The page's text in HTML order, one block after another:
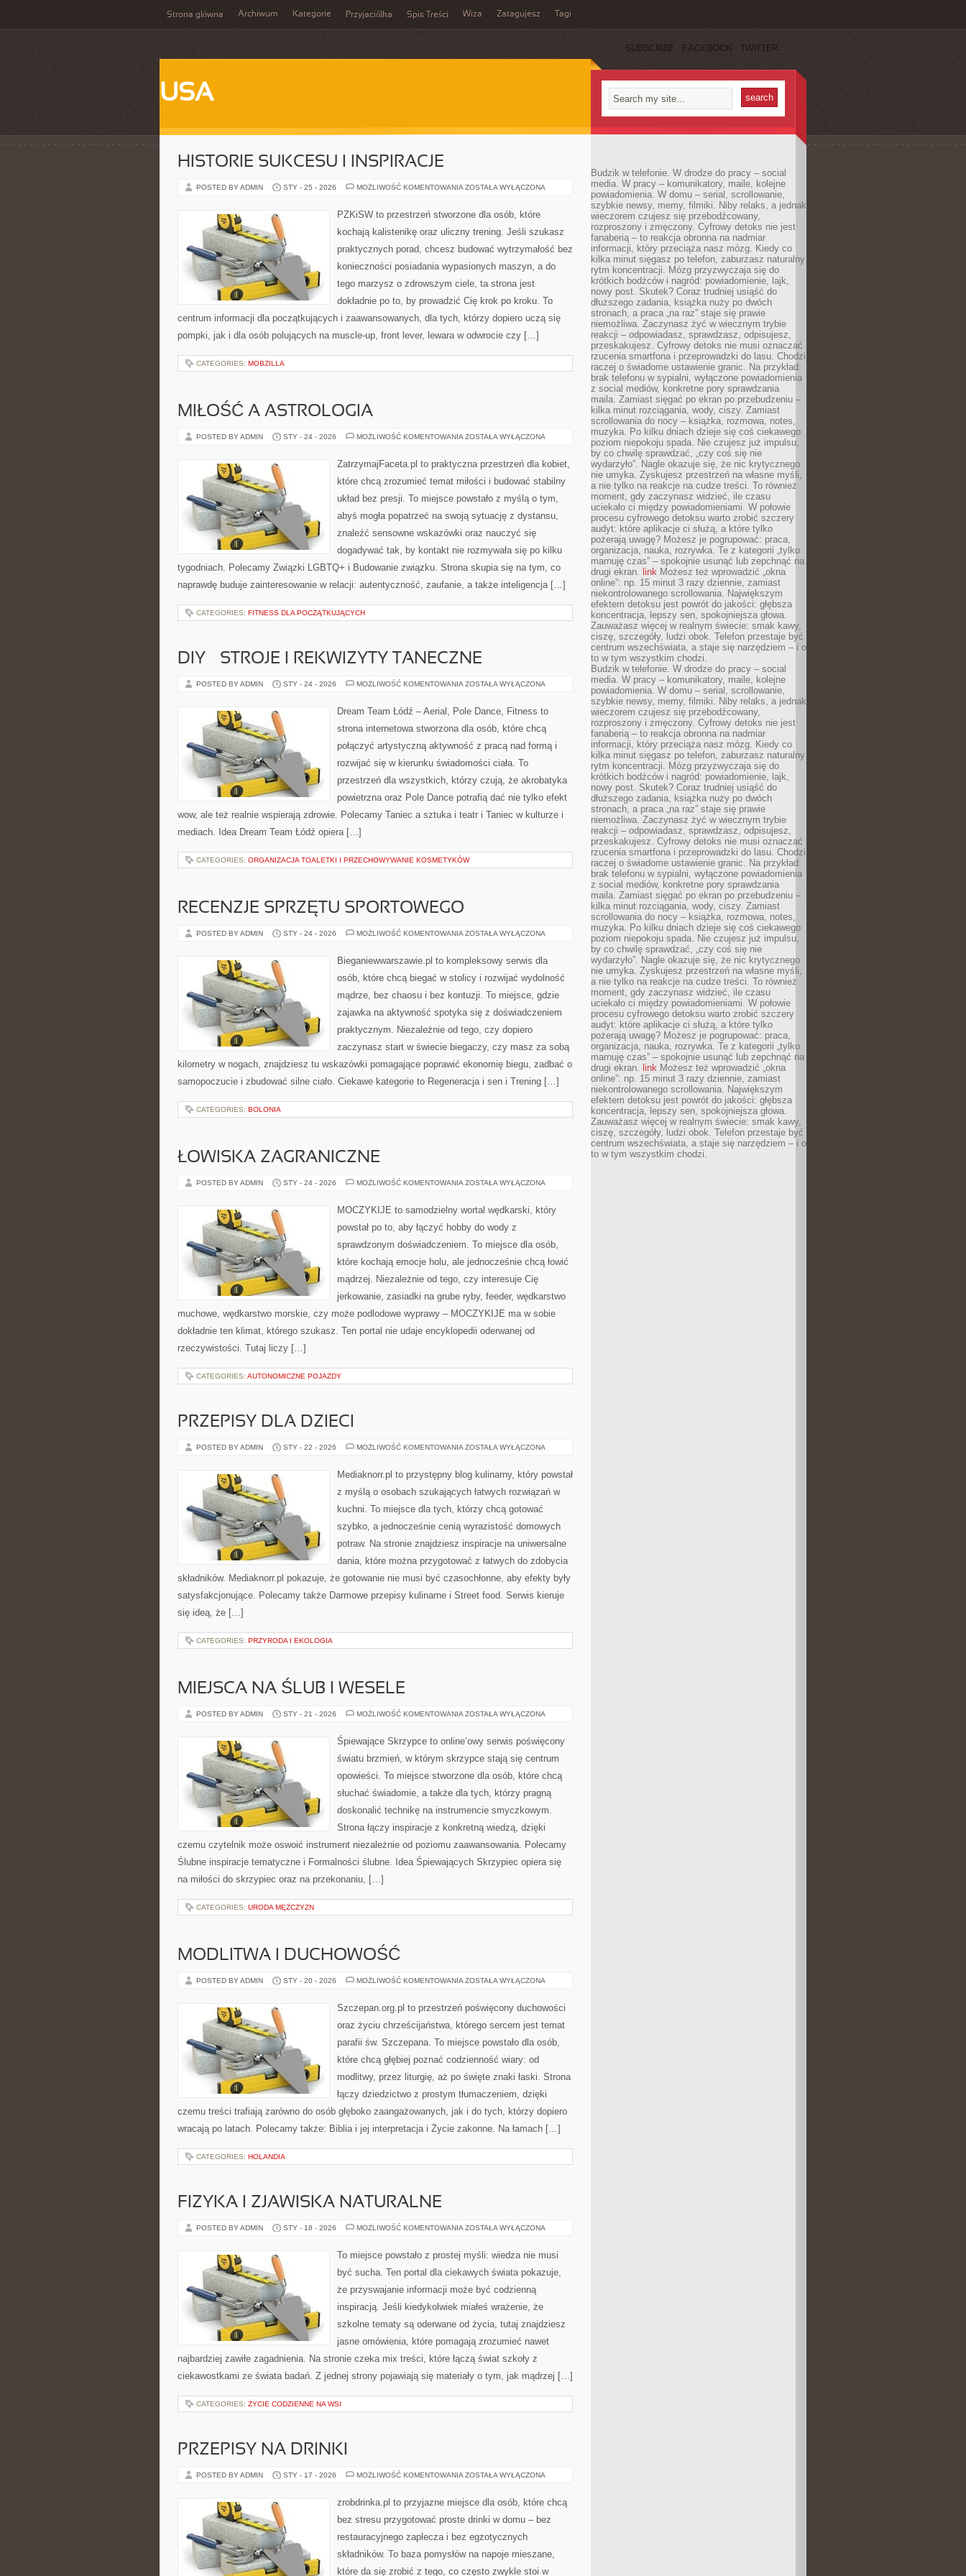
Strona główna Archiwum Kategorie Przyjaciółka Spis Treści Wiza Zatagujesz Tagi
SUBSCRIBE FACEBOOK TWITTER
USA
HISTORIE SUKCESU I INSPIRACJE
POSTED BY ADMIN STY - 25 - 2026 MOŻLIWOŚĆ KOMENTOWANIA HISTORIE
INSPIRACJE
ZOSTAŁA WYŁĄCZONA
PZKiSW to przestrzeń stworzone dla osób, które
kochają kalistenikę oraz uliczny trening. Jeśli szukasz
praktycznych porad, chcesz budować wytrzymałość bez
konieczności posiadania wypasionych maszyn, a do
tego marzysz o zdrowszym ciele, ta strona jest
dokładnie po to, by prowadzić Cię krok po kroku. To
centrum informacji dla początkujących i zaawansowanych, dla tych, którzy dopiero uczą się
pompki, jak i dla osób polujących na muscle-up, front lever, lewara w odwrocie czy […]
CATEGORIES: MOBZILLA
MIŁOŚĆ A ASTROLOGIA
POSTED BY ADMIN STY - 24 - 2026 MOŻLIWOŚĆ KOMENTOWANIA MIŁOŚĆ
ZOSTAŁA WYŁĄCZONA
ZatrzymajFaceta.pl to praktyczna przestrzeń dla kobiet,
które chcą zrozumieć temat miłości i budować stabilny
układ bez presji. To miejsce powstało z myślą o tym,
abyś mogła popatrzeć na swoją sytuację z dystansu,
znaleźć sensowne wskazówki oraz nauczyć się
dogadywać tak, by kontakt nie rozmywała się po kilku
tygodniach. Polecamy Związki LGBTQ+ i Budowanie związku. Strona skupia się na tym, co
naprawdę buduje zainteresowanie w relacji: autentyczność, zaufanie, a także inteligencja […]
CATEGORIES: FITNESS DLA POCZĄTKUJĄCYCH
DIY – STROJE I REKWIZYTY TANECZNE
POSTED BY ADMIN STY - 24 - 2026 MOŻLIWOŚĆ KOMENTOWANIA DIY
I
REKWIZYTY
ZOSTAŁA WYŁĄCZONA
Dream Team Łódź – Aerial, Pole Dance, Fitness to
strona internetowa stworzona dla osób, które chcą
połączyć artystyczną aktywność z pracą nad formą i
rozwijać się w kierunku świadomości ciała. To
przestrzeń dla wszystkich, którzy czują, że akrobatyka
powietrzna oraz Pole Dance potrafią dać nie tylko efekt
wow, ale też realnie wspierają zdrowie. Polecamy Taniec a sztuka i teatr i Taniec w kulturze i
mediach. Idea Dream Team Łódź opiera […]
CATEGORIES: ORGANIZACJA TOALETKI I PRZECHOWYWANIE KOSMETYKÓW
RECENZJE SPRZĘTU SPORTOWEGO
POSTED BY ADMIN STY - 24 - 2026 MOŻLIWOŚĆ KOMENTOWANIA RECENZJE
ZOSTAŁA WYŁĄCZONA
Bieganiewwarszawie.pl to kompleksowy serwis dla
osób, które chcą biegać w stolicy i rozwijać wydolność
mądrze, bez chaosu i bez kontuzji. To miejsce, gdzie
zajawka na aktywność spotyka się z doświadczeniem
praktycznym. Niezależnie od tego, czy dopiero
zaczynasz start w świecie biegaczy, czy masz za sobą
kilometry w nogach, znajdziesz tu wskazówki pomagające poprawić ekonomię biegu, zadbać o
samopoczucie i zbudować silne ciało. Ciekawe kategorie to Regeneracja i sen i Trening […]
CATEGORIES: BOLONIA
ŁOWISKA ZAGRANICZNE
POSTED BY ADMIN STY - 24 - 2026 MOŻLIWOŚĆ KOMENTOWANIA ŁOWISKA
ZOSTAŁA WYŁĄCZONA
MOCZYKIJE to samodzielny wortal wędkarski, który
powstał po to, aby łączyć hobby do wody z
sprawdzonym doświadczeniem. To miejsce dla osób,
które kochają emocje holu, ale jednocześnie chcą łowić
mądrzej. Niezależnie od tego, czy interesuje Cię
jerkowanie, zasiadki na grube ryby, feeder, wędkarstwo
muchowe, wędkarstwo morskie, czy może podlodowe wyprawy – MOCZYKIJE ma w sobie
dokładnie ten klimat, którego szukasz. Ten portal nie udaje encyklopedii oderwanej od
rzeczywistości. Tutaj liczy […]
CATEGORIES: AUTONOMICZNE POJAZDY
PRZEPISY DLA DZIECI
POSTED BY ADMIN STY - 22 - 2026 MOŻLIWOŚĆ KOMENTOWANIA PRZEPISY
ZOSTAŁA WYŁĄCZONA
Mediaknorr.pl to przystępny blog kulinarny, który powstał
z myślą o osobach szukających łatwych rozwiązań w
kuchni. To miejsce dla tych, którzy chcą gotować
szybko, a jednocześnie cenią wyrazistość domowych
potraw. Na stronie znajdziesz inspiracje na uniwersalne
dania, które można przygotować z łatwych do zdobycia
składników. Mediaknorr.pl pokazuje, że gotowanie nie musi być czasochłonne, aby efekty były
satysfakcjonujące. Polecamy także Darmowe przepisy kulinarne i Street food. Serwis kieruje
się ideą, że […]
CATEGORIES: PRZYRODA I EKOLOGIA
MIEJSCA NA ŚLUB I WESELE
POSTED BY ADMIN STY - 21 - 2026 MOŻLIWOŚĆ KOMENTOWANIA MIEJSCA
I
WESELE
ZOSTAŁA WYŁĄCZONA
Śpiewające Skrzypce to online’owy serwis poświęcony
światu brzmień, w którym skrzypce stają się centrum
opowieści. To miejsce stworzone dla osób, które chcą
słuchać świadomie, a także dla tych, którzy pragną
doskonalić technikę na instrumencie smyczkowym.
Strona łączy inspiracje z konkretną wiedzą, dzięki
czemu czytelnik może oswoić instrument niezależnie od poziomu zaawansowania. Polecamy
Ślubne inspiracje tematyczne i Formalności ślubne. Idea Śpiewających Skrzypiec opiera się
na miłości do skrzypiec oraz na przekonaniu, […]
CATEGORIES: URODA MĘŻCZYZN
MODLITWA I DUCHOWOŚĆ
POSTED BY ADMIN STY - 20 - 2026 MOŻLIWOŚĆ KOMENTOWANIA MODLITWA
ZOSTAŁA WYŁĄCZONA
Szczepan.org.pl to przestrzeń poświęcony duchowości
oraz życiu chrześcijaństwa, którego sercem jest temat
parafii św. Szczepana. To miejsce powstało dla osób,
które chcą głębiej poznać codzienność wiary: od
modlitwy, przez liturgię, aż po święte znaki łaski. Strona
łączy dziedzictwo z prostym tłumaczeniem, dzięki
czemu treści trafiają zarówno do osób głęboko zaangażowanych, jak i do tych, którzy dopiero
wracają po latach. Polecamy także: Biblia i jej interpretacja i Życie zakonne. Na łamach […]
CATEGORIES: HOLANDIA
FIZYKA I ZJAWISKA NATURALNE
POSTED BY ADMIN STY - 18 - 2026 MOŻLIWOŚĆ KOMENTOWANIA FIZYKA
NATURALNE
ZOSTAŁA WYŁĄCZONA
To miejsce powstało z prostej myśli: wiedza nie musi
być sucha. Ten portal dla ciekawych świata pokazuje,
że przyswajanie informacji może być codzienną
inspiracją. Jeśli kiedykolwiek miałeś wrażenie, że
szkolne tematy są oderwane od życia, tutaj znajdziesz
jasne omówienia, które pomagają zrozumieć nawet
najbardziej zawiłe zagadnienia. Na stronie czeka mix treści, które łączą świat szkoły z
ciekawostkami ze świata badań. Z jednej strony pojawiają się materiały o tym, jak mądrzej […]
CATEGORIES: ŻYCIE CODZIENNE NA WSI
PRZEPISY NA DRINKI
POSTED BY ADMIN STY - 17 - 2026 MOŻLIWOŚĆ KOMENTOWANIA PRZEPISY
ZOSTAŁA WYŁĄCZONA
zrobdrinka.pl to przyjazne miejsce dla osób, które chcą
bez stresu przygotować proste drinki w domu – bez
restauracyjnego zaplecza i bez egzotycznych
składników. To baza pomysłów na napoje mieszane,
które da się zrobić z tego, co często zwykle stoi w
Budzik w telefonie. W drodze do pracy – social
media. W pracy – komunikatory, maile, kolejne
powiadomienia. W domu – serial, scrollowanie,
szybkie newsy, memy, filmiki. Niby relaks, a jednak
wieczorem czujesz się przebodźcowany,
rozproszony i zmęczony. Cyfrowy detoks nie jest
fanaberią – to reakcja obronna na nadmiar
informacji, który przeciąża nasz mózg. Kiedy co
kilka minut sięgasz po telefon, zaburzasz naturalny
rytm koncentracji. Mózg przyzwyczaja się do
krótkich bodźców i nagród: powiadomienie, lajk,
nowy post. Skutek? Coraz trudniej usiąść do
dłuższego zadania, książka nuży po dwóch
stronach, a praca „na raz” staje się prawie
niemożliwa. Zaczynasz żyć w wiecznym trybie
reakcji – odpowiadasz, sprawdzasz, odpisujesz,
przeskakujesz. Cyfrowy detoks nie musi oznaczać
rzucenia smartfona i przeprowadzki do lasu. Chodzi
raczej o świadome ustawienie granic. Na przykład:
brak telefonu w sypialni, wyłączone powiadomienia
z social mediów, konkretne pory sprawdzania
maila. Zamiast sięgać po ekran po przebudzeniu –
kilka minut rozciągania, wody, ciszy. Zamiast
scrollowania do nocy – książka, rozmowa, notes,
muzyka. Po kilku dniach dzieje się coś ciekawego:
poziom niepokoju spada. Nie czujesz już impulsu,
by co chwilę sprawdzać, „czy coś się nie
wydarzyło”. Nagle okazuje się, że nic krytycznego
nie umyka. Zyskujesz przestrzeń na własne myśli,
a nie tylko na reakcje na cudze treści. To również
moment, gdy zaczynasz widzieć, ile czasu
uciekało ci między powiadomieniami. W połowie
procesu cyfrowego detoksu warto zrobić szczery
audyt: które aplikacje ci służą, a które tylko
pożerają uwagę? Możesz je pogrupować: praca,
organizacja, nauka, rozrywka. Te z kategorii „tylko
marnuję czas” – spokojnie usunąć lub zepchnąć na
drugi ekran. link Możesz też wprowadzić „okna
online”: np. 15 minut 3 razy dziennie, zamiast
niekontrolowanego scrollowania. Największym
efektem detoksu jest powrót do jakości: głębsza
koncentracja, lepszy sen, spokojniejsza głowa.
Zauważasz więcej w realnym świecie: smak kawy,
ciszę, szczegóły, ludzi obok. Telefon przestaje być
centrum wszechświata, a staje się narzędziem – i o
to w tym wszystkim chodzi.
Budzik w telefonie. W drodze do pracy – social
media. W pracy – komunikatory, maile, kolejne
powiadomienia. W domu – serial, scrollowanie,
szybkie newsy, memy, filmiki. Niby relaks, a jednak
wieczorem czujesz się przebodźcowany,
rozproszony i zmęczony. Cyfrowy detoks nie jest
fanaberią – to reakcja obronna na nadmiar
informacji, który przeciąża nasz mózg. Kiedy co
kilka minut sięgasz po telefon, zaburzasz naturalny
rytm koncentracji. Mózg przyzwyczaja się do
krótkich bodźców i nagród: powiadomienie, lajk,
nowy post. Skutek? Coraz trudniej usiąść do
dłuższego zadania, książka nuży po dwóch
stronach, a praca „na raz” staje się prawie
niemożliwa. Zaczynasz żyć w wiecznym trybie
reakcji – odpowiadasz, sprawdzasz, odpisujesz,
przeskakujesz. Cyfrowy detoks nie musi oznaczać
rzucenia smartfona i przeprowadzki do lasu. Chodzi
raczej o świadome ustawienie granic. Na przykład:
brak telefonu w sypialni, wyłączone powiadomienia
z social mediów, konkretne pory sprawdzania
maila. Zamiast sięgać po ekran po przebudzeniu –
kilka minut rozciągania, wody, ciszy. Zamiast
scrollowania do nocy – książka, rozmowa, notes,
muzyka. Po kilku dniach dzieje się coś ciekawego:
poziom niepokoju spada. Nie czujesz już impulsu,
by co chwilę sprawdzać, „czy coś się nie
wydarzyło”. Nagle okazuje się, że nic krytycznego
nie umyka. Zyskujesz przestrzeń na własne myśli,
a nie tylko na reakcje na cudze treści. To również
moment, gdy zaczynasz widzieć, ile czasu
uciekało ci między powiadomieniami. W połowie
procesu cyfrowego detoksu warto zrobić szczery
audyt: które aplikacje ci służą, a które tylko
pożerają uwagę? Możesz je pogrupować: praca,
organizacja, nauka, rozrywka. Te z kategorii „tylko
marnuję czas” – spokojnie usunąć lub zepchnąć na
drugi ekran. link Możesz też wprowadzić „okna
online”: np. 15 minut 3 razy dziennie, zamiast
niekontrolowanego scrollowania. Największym
efektem detoksu jest powrót do jakości: głębsza
koncentracja, lepszy sen, spokojniejsza głowa.
Zauważasz więcej w realnym świecie: smak kawy,
ciszę, szczegóły, ludzi obok. Telefon przestaje być
centrum wszechświata, a staje się narzędziem – i o
to w tym wszystkim chodzi.